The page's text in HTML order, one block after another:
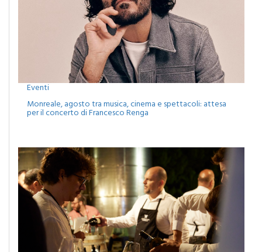
Eventi
Monreale, agosto tra musica, cinema e spettacoli: attesa
per il concerto di Francesco Renga